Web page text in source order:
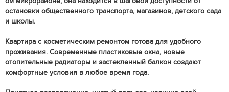
остановки общественного транспорта, магазинов, детского сада
и школы.
Квартира с косметическим ремонтом готова для удобного
проживания. Современные пластиковые окна, новые
отопительные радиаторы и застекленный балкон создают
комфортные условия в любое время года.